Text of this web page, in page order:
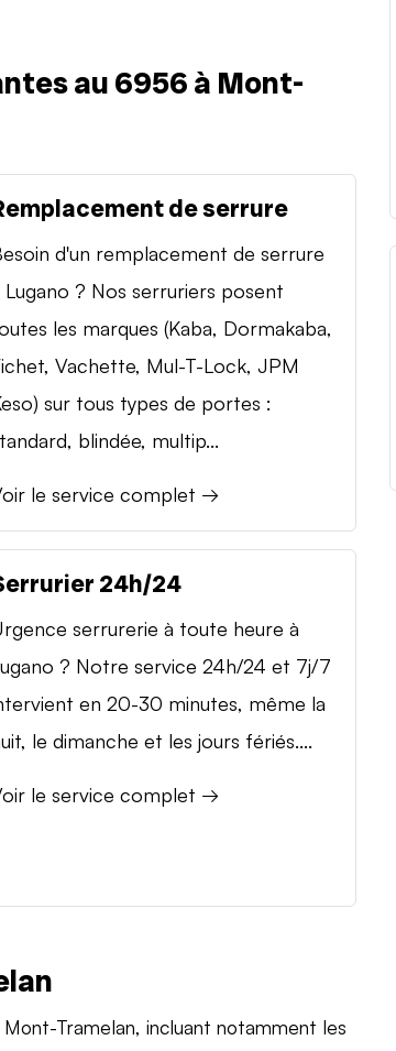
au 6956 à Mont-
de serrure
d'un remplacement de serrure
Lugano ? Nos serruriers posent
les marques (Kaba, Dormakaba,
Vachette, Mul-T-Lock, JPM
sur tous types de portes :
blindée, multip...
le service complet →
24h/24
serrurerie à toute heure à
? Notre service 24h/24 et 7j/7
en 20-30 minutes, même la
le dimanche et les jours fériés....
le service complet →
Tramelan, incluant notamment les